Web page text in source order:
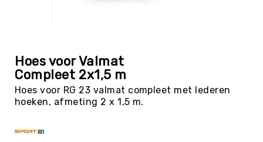
Basketbal
Beachvolleybal
Boksen
Boogschieten
het
begin
van
de
afbeeldingen-
Hoes voor Valmat
Compleet 2x1,5 m
Hoes voor RG 23 valmat compleet met lederen
hoeken, afmeting 2 x 1,5 m.